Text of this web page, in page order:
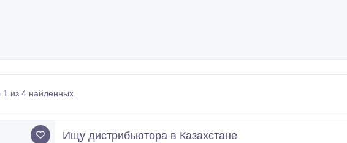
из 4 найденных.
Ищу дистрибьютора в Казахстане